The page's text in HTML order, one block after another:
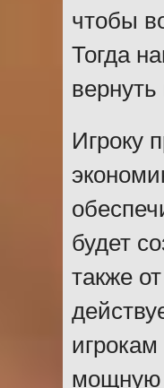
чтобы
Тогда
Игроку
будет
также